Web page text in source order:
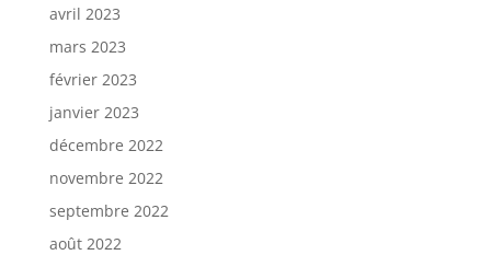
avril 2023
mars 2023
février 2023
janvier 2023
décembre 2022
novembre 2022
septembre 2022
août 2022